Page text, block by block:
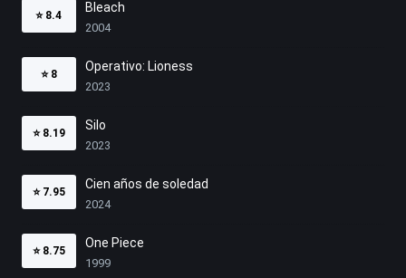
⭐ 8.4
Bleach
2004
⭐ 8
Operativo: Lioness
2023
⭐ 8.19
Silo
2023
⭐ 7.95
Cien años de soledad
2024
⭐ 8.75
One Piece
1999